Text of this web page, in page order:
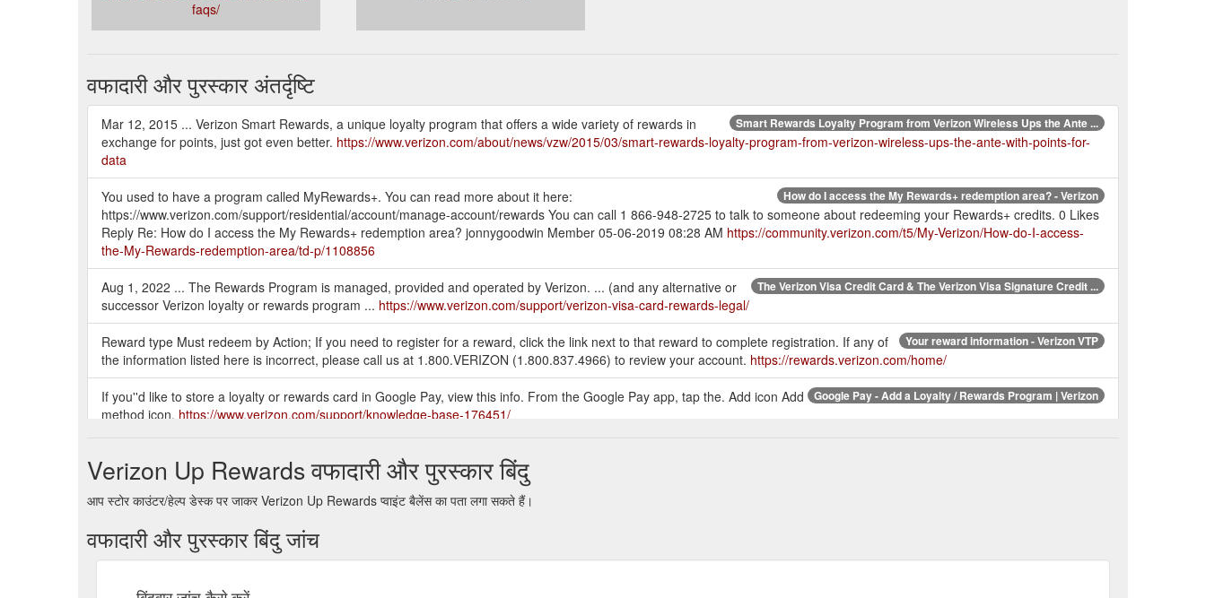
faqs/
वफादारी और पुरस्कार अंतर्दृष्टि
Smart Rewards Loyalty Program from Verizon Wireless Ups the Ante ...
Mar 12, 2015 ... Verizon Smart Rewards, a unique loyalty program that offers a wide variety of rewards in
exchange for points, just got even better. https://www.verizon.com/about/news/vzw/2015/03/smart-rewards-loyalty-program-from-verizon-wireless-ups-the-ante-with-points-for-
data
How do I access the My Rewards+ redemption area? - Verizon
You used to have a program called MyRewards+. You can read more about it here:
https://www.verizon.com/support/residential/account/manage-account/rewards You can call 1 866-948-2725 to talk to someone about redeeming your Rewards+ credits. 0 Likes
Reply Re: How do I access the My Rewards+ redemption area? jonnygoodwin Member 05-06-2019 08:28 AM https://community.verizon.com/t5/My-Verizon/How-do-I-access-
the-My-Rewards-redemption-area/td-p/1108856
The Verizon Visa Credit Card & The Verizon Visa Signature Credit ...
Aug 1, 2022 ... The Rewards Program is managed, provided and operated by Verizon. ... (and any alternative or
successor Verizon loyalty or rewards program ... https://www.verizon.com/support/verizon-visa-card-rewards-legal/
Your reward information - Verizon VTP
Reward type Must redeem by Action; If you need to register for a reward, click the link next to that reward to complete registration. If any of
the information listed here is incorrect, please call us at 1.800.VERIZON (1.800.837.4966) to review your account. https://rewards.verizon.com/home/
Google Pay - Add a Loyalty / Rewards Program | Verizon
If you''d like to store a loyalty or rewards card in Google Pay, view this info. From the Google Pay app, tap the. Add icon Add
method icon. https://www.verizon.com/support/knowledge-base-176451/
https://www.verizon.com/articles/how-to-use-and-earn-verizon-smart-rewards/
Additional questions · What happened to my Device Dollars? · Do I get extra rewards if I have the Verizon Visa Card? · Where can I locate my
TravelPass days?
Exclusive Loyalty Discount - Verizon Community
Verizon Msg: EMILY, great news! As a valued customer, you''re eligible for an exclusive loyalty discount of $25/mo. off of your
Verizon Up Rewards वफादारी और पुरस्कार बिंदु
आप स्टोर काउंटर/हेल्प डेस्क पर जाकर Verizon Up Rewards प्वाइंट बैलेंस का पता लगा सकते हैं।
वफादारी और पुरस्कार बिंदु जांच